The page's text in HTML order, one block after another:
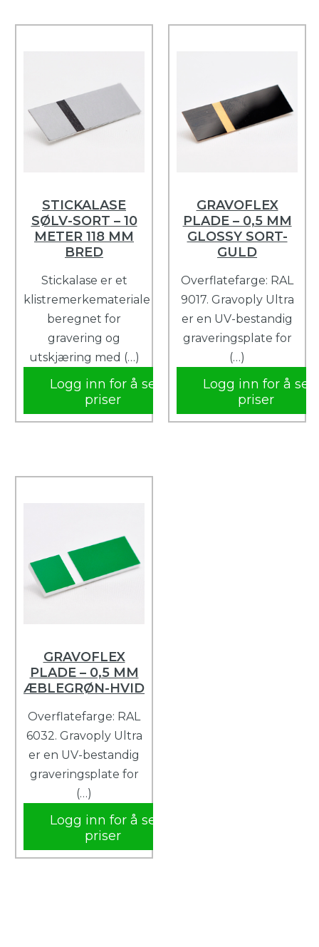
STICKALASE
SØLV-SORT – 10
METER 118 MM
BRED
Stickalase er et
klistremerkemateriale
beregnet for
gravering og
utskjæring med (…)
Logg inn for å se
priser
GRAVOFLEX
PLADE – 0,5 MM
GLOSSY SORT-
GULD
Overflatefarge: RAL
9017. Gravoply Ultra
er en UV-bestandig
graveringsplate for
(…)
Logg inn for å se
priser
GRAVOFLEX
PLADE – 0,5 MM
ÆBLEGRØN-HVID
Overflatefarge: RAL
6032. Gravoply Ultra
er en UV-bestandig
graveringsplate for
(…)
Logg inn for å se
priser